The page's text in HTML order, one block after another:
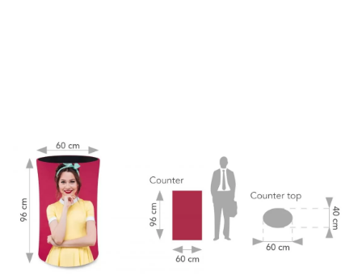
PENTRU DESIGN
APASA AICI
Puteți comanda desk-uri textile.
Prețul pentru desk-uri textile în
Chișinău îl puteți afla apelând la numerele: